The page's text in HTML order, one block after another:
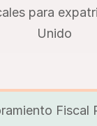
para
Unido
Fiscal